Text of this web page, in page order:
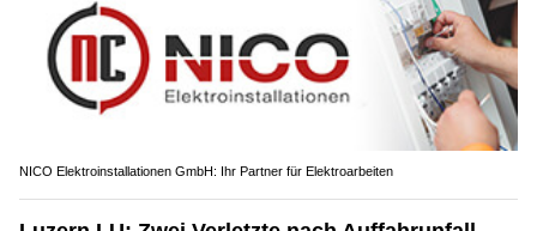
NICO Elektroinstallationen GmbH: Ihr Partner für Elektroarbeiten